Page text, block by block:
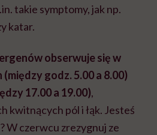
takie symptomy, jak np.
katar.
obserwuje się w
godz. 5.00 a 8.00)
17.00 a 19.00),
kwitnących pól i łąk. Jesteś
W czerwcu zrezygnuj ze